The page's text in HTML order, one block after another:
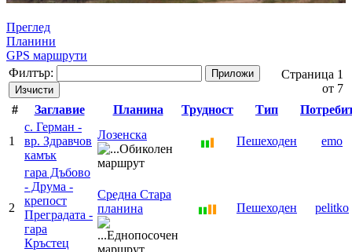
Преглед
Планини
GPS маршрути
Филтър:
Приложи
Изчисти
Страница 1
от 7
#
Заглавие Планина Трудност Тип
1
с. Герман -
вр. Здравчов
камък
Лозенска Пешеходен emo
2
гара Дъбово
- Друма -
крепост
Преградата -
гара
Кръстец
Средна Стара
планина
Пешеходен pelitko